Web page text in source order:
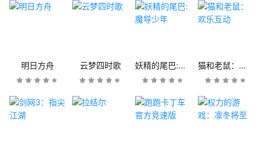
明日方舟 云梦四时歌 妖精的尾巴:魔导少年 猫和老鼠：欢乐互动